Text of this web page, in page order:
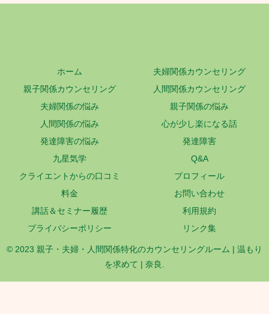
ホーム
夫婦関係カウンセリング
親子関係カウンセリング
人間関係カウンセリング
夫婦関係の悩み
親子関係の悩み
人間関係の悩み
心が少し楽になる話
発達障害の悩み
発達障害
九星気学
Q&A
クライエントからの口コミ
プロフィール
料金
お問い合わせ
講話＆セミナー履歴
利用規約
プライバシーポリシー
リンク集
© 2023 親子・夫婦・人間関係特化のカウンセリングルーム | 温もり
を求めて | 奈良.